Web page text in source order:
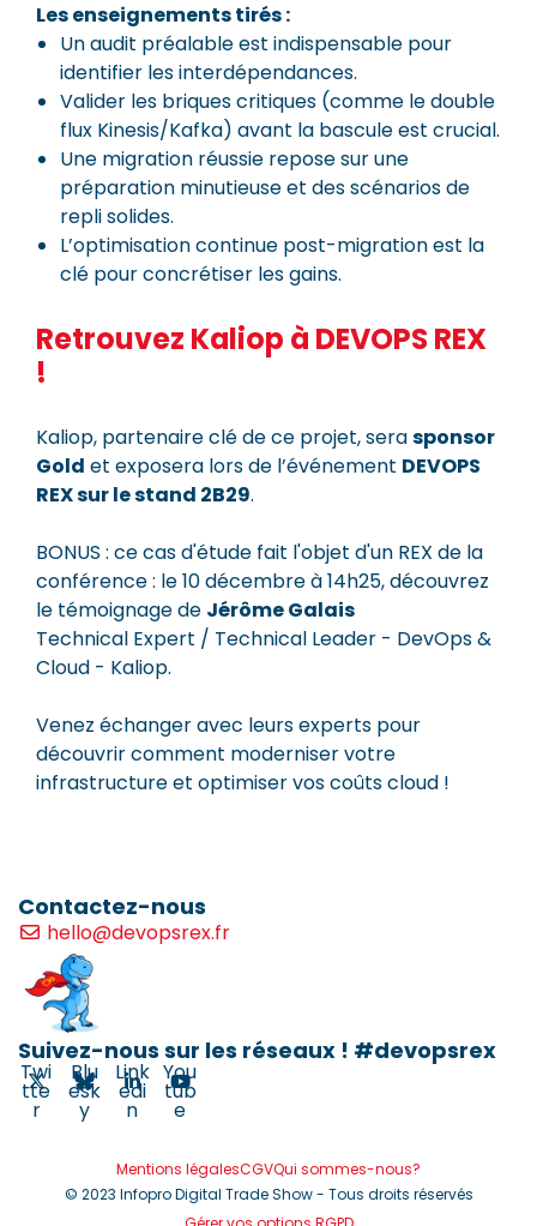
Les enseignements tirés :
Un audit préalable est indispensable pour
identifier les interdépendances.
Valider les briques critiques (comme le double
flux Kinesis/Kafka) avant la bascule est crucial.
Une migration réussie repose sur une
préparation minutieuse et des scénarios de
repli solides.
L’optimisation continue post-migration est la
clé pour concrétiser les gains.
Retrouvez Kaliop à DEVOPS REX
!
Kaliop, partenaire clé de ce projet, serasponsor
Gold et exposera lors de l’événement DEVOPS
REX sur le stand 2B29.
BONUS : ce cas d'étude fait l'objet d'un REX de la
conférence : le 10 décembre à 14h25, découvrez
le témoignage de Jérôme Galais
Technical Expert / Technical Leader - DevOps &
Cloud - Kaliop.
Venez échanger avec leurs experts pour
découvrir comment moderniser votre
infrastructure et optimiser vos coûts cloud !
Contactez-nous
hello@devopsrex.fr
Suivez-nous sur les réseaux ! #devopsrex
Twi
tte
r
Blu
esk
y
Link
edi
n
You
tub
e
Mentions légalesCGVQui sommes-nous?
© 2023 Infopro Digital Trade Show - Tous droits réservés